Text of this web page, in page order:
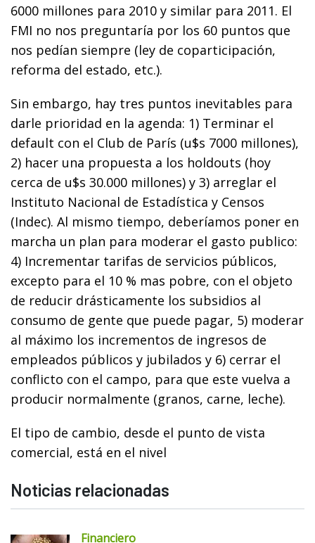
6000 millones para 2010 y similar para 2011. El
FMI no nos preguntaría por los 60 puntos que
nos pedían siempre (ley de coparticipación,
reforma del estado, etc.).
Sin embargo, hay tres puntos inevitables para
darle prioridad en la agenda: 1) Terminar el
default con el Club de París (u$s 7000 millones),
2) hacer una propuesta a los holdouts (hoy
cerca de u$s 30.000 millones) y 3) arreglar el
Instituto Nacional de Estadística y Censos
(Indec). Al mismo tiempo, deberíamos poner en
marcha un plan para moderar el gasto publico:
4) Incrementar tarifas de servicios públicos,
excepto para el 10 % mas pobre, con el objeto
de reducir drásticamente los subsidios al
consumo de gente que puede pagar, 5) moderar
al máximo los incrementos de ingresos de
empleados públicos y jubilados y 6) cerrar el
conflicto con el campo, para que este vuelva a
producir normalmente (granos, carne, leche).
El tipo de cambio, desde el punto de vista
comercial, está en el nivel
Noticias relacionadas
Financiero